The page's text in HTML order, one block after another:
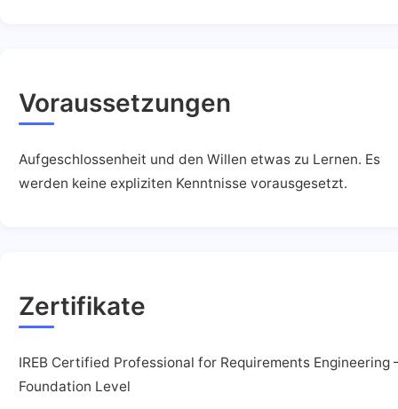
Voraussetzungen
Aufgeschlossenheit und den Willen etwas zu Lernen. Es
werden keine expliziten Kenntnisse vorausgesetzt.
Zertifikate
IREB Certified Professional for Requirements Engineering
Foundation Level